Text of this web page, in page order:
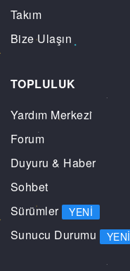
Takım
Bize Ulaşın
TOPLULUK
Yardım Merkezi
Forum
Duyuru & Haber
Sohbet
Sürümler YENI
Sunucu Durumu YENI